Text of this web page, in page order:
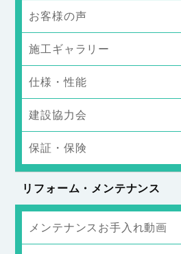
お客様の声
施工ギャラリー
仕様・性能
建設協力会
保証・保険
リフォーム・メンテナンス
メンテナンスお手入れ動画